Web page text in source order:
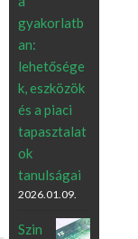
gyakorlatb
an:
lehetősége
k, eszközök
és a piaci
tapasztalat
ok
tanulságai
2026.01.09.
Szin